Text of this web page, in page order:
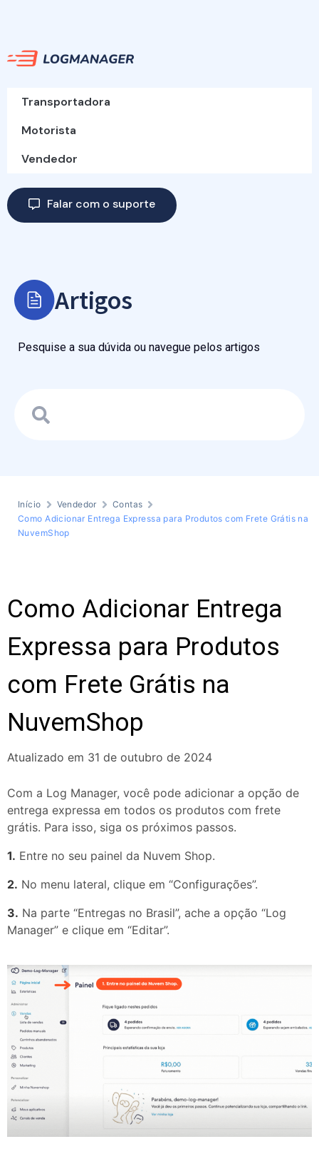
Transportadora
Motorista
Vendedor
Falar com o suporte
Artigos
Pesquise a sua dúvida ou navegue pelos artigos
Início Vendedor
Contas
Como Adicionar Entrega Expressa para Produtos com Frete Grátis na
NuvemShop
Como Adicionar Entrega
Expressa para Produtos
com Frete Grátis na
NuvemShop
Atualizado em 31 de outubro de 2024
Com a Log Manager, você pode adicionar a opção de
entrega expressa em todos os produtos com frete
grátis. Para isso, siga os próximos passos.
1. Entre no seu painel da Nuvem Shop.
2. No menu lateral, clique em “Configurações”.
3. Na parte “Entregas no Brasil”, ache a opção “Log
Manager” e clique em “Editar”.